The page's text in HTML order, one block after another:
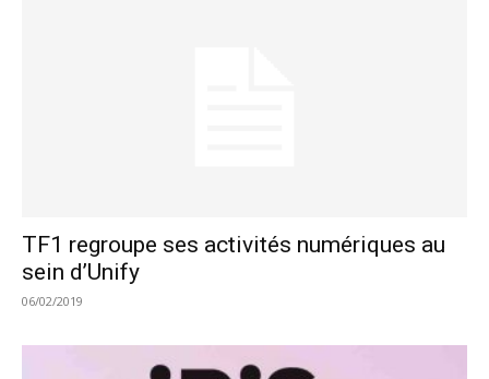
TF1 regroupe ses activités numériques au
sein d’Unify
06/02/2019